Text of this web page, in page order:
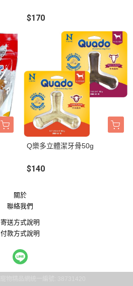
$170
Q樂多立體潔牙骨50g
$140
關於
聯絡我們
寄送方式說明
付款方式說明